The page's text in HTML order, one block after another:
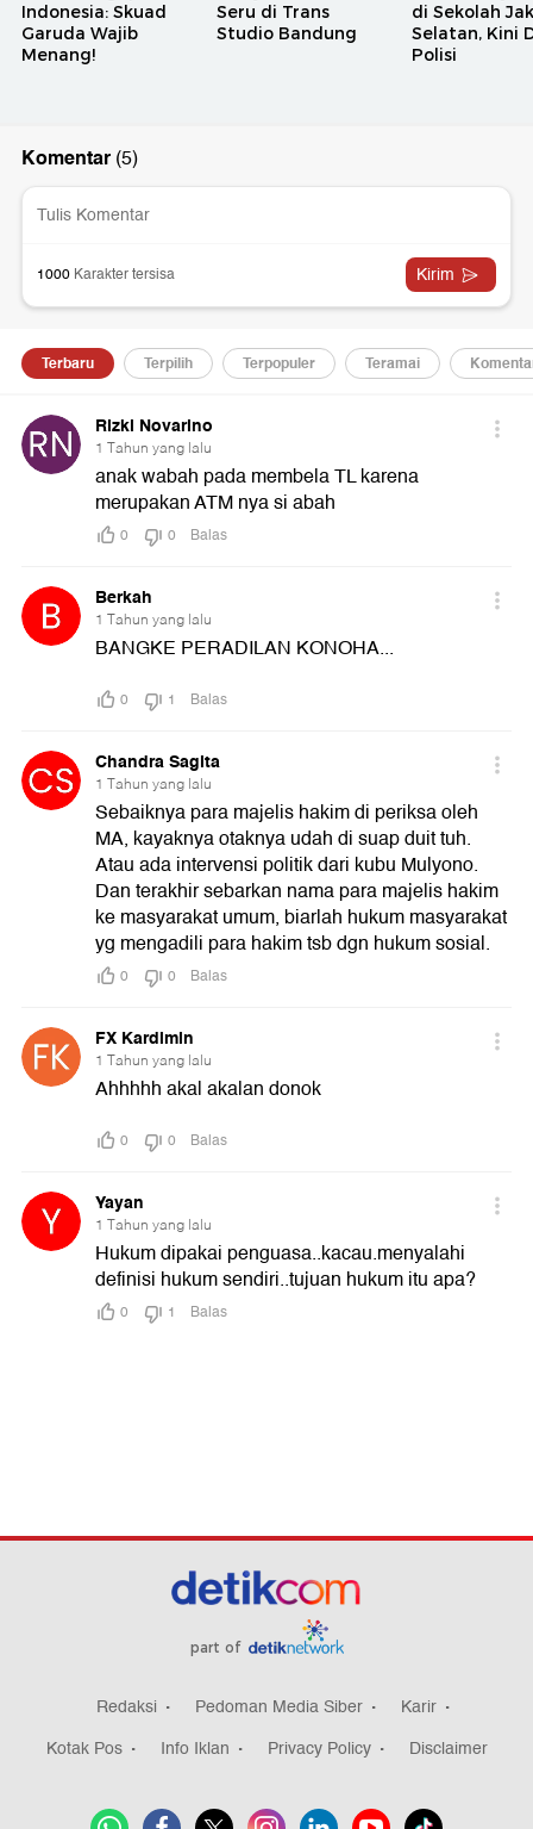
Indonesia: Skuad
Garuda Wajib
Menang!
Seru di Trans
Studio Bandung
di Sekolah
Selatan, Kini
Polisi
part of
Redaksi Pedoman Media Siber
Karir
Kotak Pos
Info Iklan Privacy Policy Disclaimer